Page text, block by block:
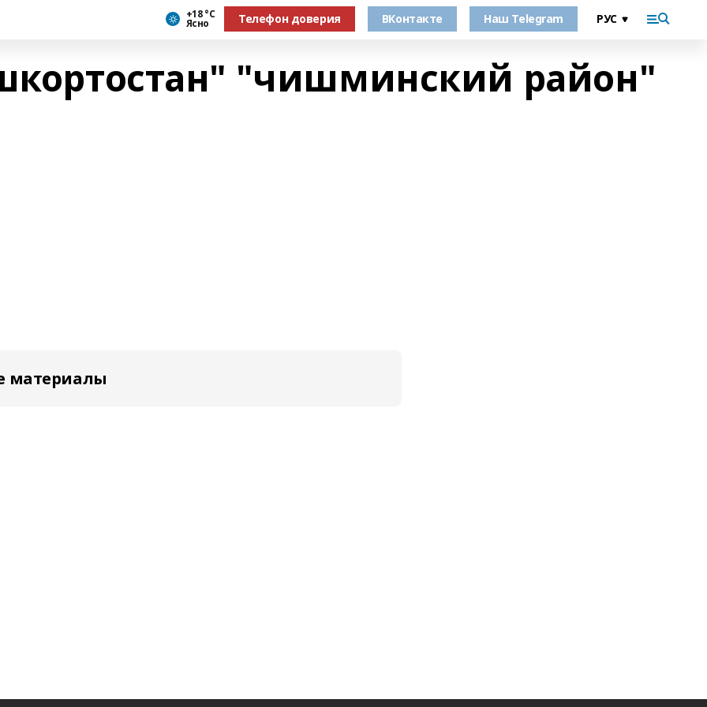
+18 °С
Ясно Телефон доверия ВКонтакте Наш Telegram
"чишминский район"
материалы